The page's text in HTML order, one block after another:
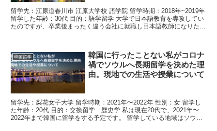
留学先：江原道春川市 江原大学校 語学院 留学時期：2018年~2019年
留学した年齢：30代 目的：語学留学 大学で日本語教育を専攻してい
たのですが、卒業後まったく違う会社に就職し日本語教師になりたい
韓国留学
韓国に行ったことない私がコロナ
禍でソウルへ長期留学を決めた理
由。現地での生活や授業について
留学先：梨花女子大学 留学時期：2021年〜2022年 性別：女 留学し
た年齢：20代 目的：交換留学 歴史学 私は現在20代で、2021年〜
2022年まで韓国に留学をする予定です。 留学している地域はソウル